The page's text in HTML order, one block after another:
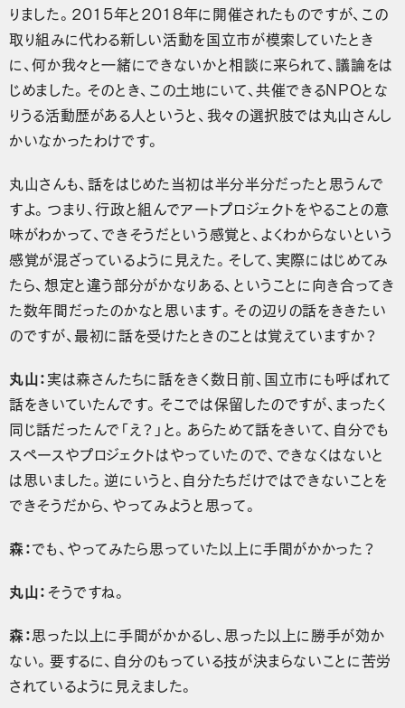
りました。2015年と2018年に開催されたものですが、この
取り組みに代わる新しい活動を国立市が模索していたとき
に、何か我々と一緒にできないかと相談に来られて、議論をは
じめました。そのとき、この土地にいて、共催できるNPOとな
りうる活動歴がある人というと、我々の選択肢では丸山さんし
かいなかったわけです。
丸山さんも、話をはじめた当初は半分半分だったと思うんで
すよ。つまり、行政と組んでアートプロジェクトをやることの意
味がわかって、できそうだという感覚と、よくわからないという
感覚が混ざっているように見えた。そして、実際にはじめてみ
たら、想定と違う部分がかなりある、ということに向き合ってき
た数年間だったのかなと思います。その辺りの話をききたい
のですが、最初に話を受けたときのことは覚えていますか？
丸山：実は森さんたちに話をきく数日前、国立市にも呼ばれて
話をきいていたんです。そこでは保留したのですが、まったく
同じ話だったんで「え？」と。あらためて話をきいて、自分でも
スペースやプロジェクトはやっていたので、できなくはないと
は思いました。逆にいうと、自分たちだけではできないことを
できそうだから、やってみようと思って。
森：でも、やってみたら思っていた以上に手間がかかった？
丸山：そうですね。
森：思った以上に手間がかかるし、思った以上に勝手が効か
ない。要するに、自分のもっている技が決まらないことに苦労
されているように見えました。